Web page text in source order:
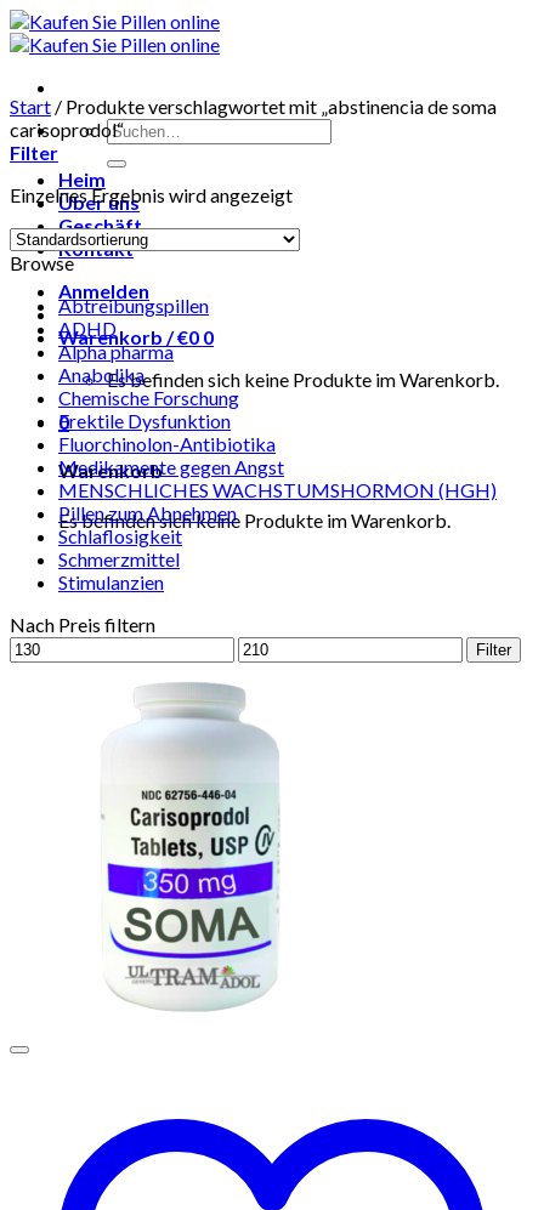
Skip
to
Suchen
nach:
Heim
Über uns
Geschäft
Kontakt
Anmelden
Warenkorb /€0 0
Es befinden sich keine Produkte im Warenkorb.
0
Warenkorb
Es befinden sich keine Produkte im Warenkorb.
Start / Produkte verschlagwortet mit „abstinencia de soma
carisoprodol“
Filter
Einzelnes Ergebnis wird angezeigt
Browse
Abtreibungspillen
ADHD
Alpha pharma
Anabolika
Chemische Forschung
Erektile Dysfunktion
Fluorchinolon-Antibiotika
Medikamente gegen Angst
MENSCHLICHES WACHSTUMSHORMON (HGH)
Pillen zum Abnehmen
Schlaflosigkeit
Schmerzmittel
Stimulanzien
Nach Preis filtern
Min.
Preis
Max.
Preis
Filter